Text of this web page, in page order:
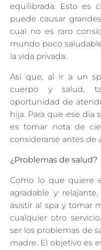
equilibrada. Esto es
puede causar
cual no es raro
mundo poco
la vida privada.
Así que, al ir a un
cuerpo y salud,
oportunidad de
hija. Para que ese día
es tomar nota de
considerarse antes de
¿Problemas de salud?
Como lo que quiere
agradable y
asistir al spa y tomar
cualquier otro
ser los problemas de
madre. El objetivo es